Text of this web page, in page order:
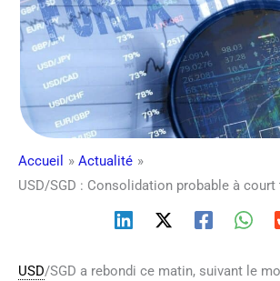
Accueil
Actualité
USD/SGD : Consolidation probable à court
USD/SGD a rebondi ce matin, suivant le